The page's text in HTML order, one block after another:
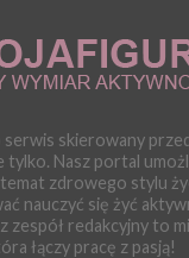
skierowany
tylko. Nasz portal
zdrowego stylu
nauczyć się żyć
zespół redakcyjny to
łączy pracę z pasją!